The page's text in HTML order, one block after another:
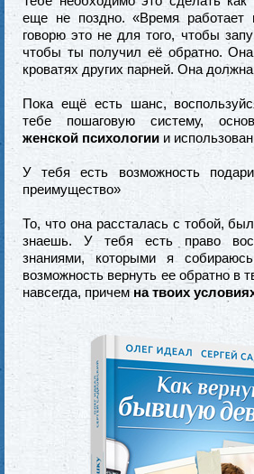
еще не поздно. «Время
говорю это не для того, чтобы
чтобы ты получил её обратно.
кроватях других парней. Она
Пока ещё есть шанс,
тебе пошаговую систему,
женской психологии и
У тебя есть возможность
преимущество»
То, что она рассталась с тобой,
знаешь. У тебя есть право
знаниями, которыми я
возможность вернуть ее обратно в
навсегда, причемна твоих